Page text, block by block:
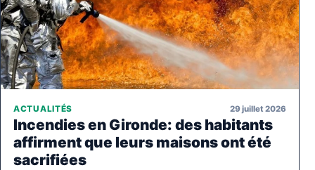
ACTUALITÉS 29 juillet 2026
Incendies en Gironde: des habitants
affirment que leurs maisons ont été
sacrifiées